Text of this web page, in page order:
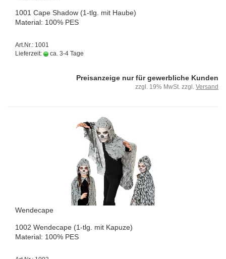
1001 Cape Shadow (1-tlg. mit Haube)
Ma­te­ri­al: 100% PES
Art.Nr.: 1001
Lieferzeit:
ca. 3-4 Tage
Preisanzeige nur für gewerbliche Kunden
zzgl. 19% MwSt. zzgl. Versand
Wen­de­cape
1002 Wen­de­cape (1-tlg. mit Ka­pu­ze)
Ma­te­ri­al: 100% PES